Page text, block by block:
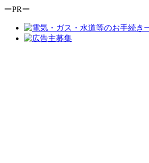
ーPRー